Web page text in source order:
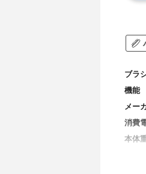
ブラ
機能
メー
消費
本体